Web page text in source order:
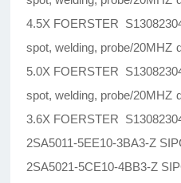
4.5X FOERSTER
spot, welding, probe/20MHZ
5.0X FOERSTER
spot, welding, probe/20MHZ
3.6X FOERSTER
2SA5011-5EE10-3BA3-Z
2SA5021-5CE10-4BB3-Z